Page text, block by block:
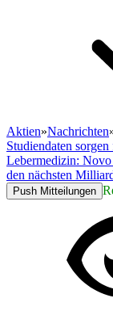
Aktien»Nachrichten
Studiendaten
Lebermedizin:
den nächsten
Push Mitteilungen